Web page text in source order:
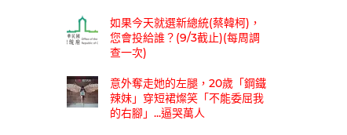
如果今天就選新總統(蔡韓柯)，
您會投給誰？(9/3截止)(每周調
查一次)
意外奪走她的左腿，20歲「鋼鐵
辣妹」穿短裙燦笑「不能委屈我
的右腳」...逼哭萬人